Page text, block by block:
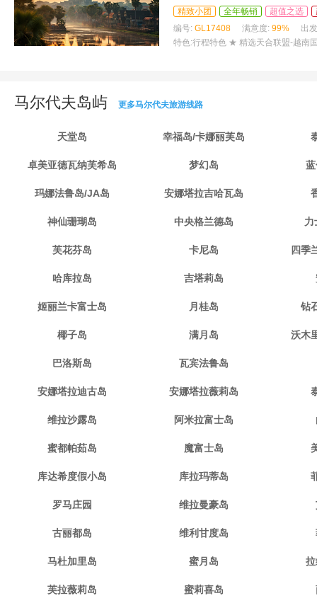
精致小团 全年畅销 超值之选
编号: GL17408 满意度: 99%
出
特色:行程特色 ★ 精选天合联盟-越南
马尔代夫岛屿 更多马尔代夫旅游线路
天堂岛 幸福岛/卡娜丽芙岛
卓美亚德瓦纳芙希岛 梦幻岛
玛娜法鲁岛/JA岛 安娜塔拉吉哈瓦岛
神仙珊瑚岛 中央格兰德岛 力
芙花芬岛 卡尼岛 四季
哈库拉岛 吉塔莉岛
姬丽兰卡富士岛 月桂岛 钻
椰子岛 满月岛 沃木
巴洛斯岛 瓦宾法鲁岛
安娜塔拉迪古岛 安娜塔拉薇莉岛
维拉沙露岛 阿米拉富士岛
蜜都帕茹岛 魔富士岛
库达希度假小岛 库拉玛蒂岛
罗马庄园 维拉曼豪岛
古丽都岛 维利甘度岛
马杜加里岛 蜜月岛
芙拉薇莉岛 蜜莉喜岛